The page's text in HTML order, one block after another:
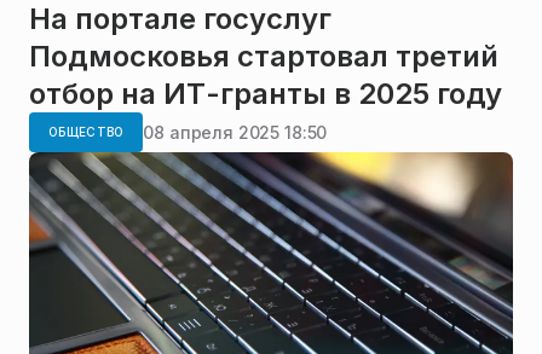
На портале госуслуг
Подмосковья стартовал третий
отбор на ИТ-гранты в 2025 году
ОБЩЕСТВО 08 апреля 2025 18:50